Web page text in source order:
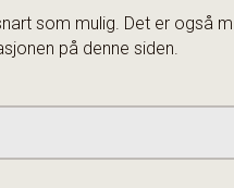
som mulig. Det er også
på denne siden.